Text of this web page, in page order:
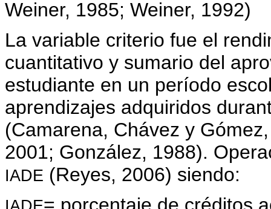
Weiner, 1985; Weiner, 1992)
La variable criterio fue el
cuantitativo y sumario del
estudiante en un período
aprendizajes adquiridos
(Camarena, Chávez y
2001; González, 1988).
IADE (Reyes, 2006) siendo:
= porcentaje de créditos